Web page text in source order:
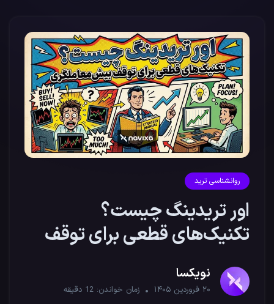
روانشناسی ترید
اور تریدینگ چیست؟
تکنیک‌های قطعی برای توقف
نویکسا
۲۰ فروردین ۱۴۰۵ زمان خواندن: 12 دقیقه